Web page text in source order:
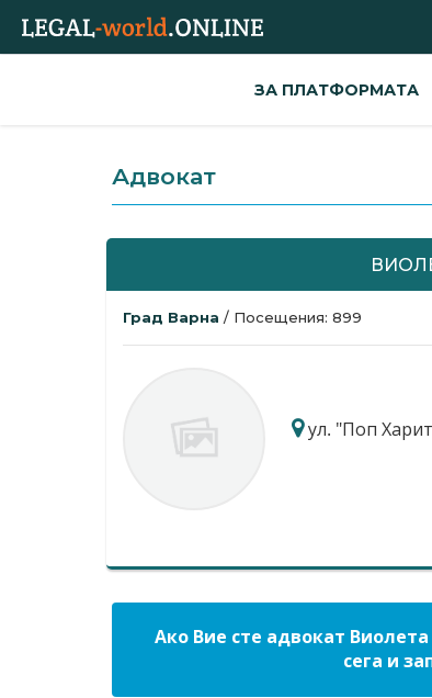
ЗА ПЛАТФОРМАТА
Адвокат
Град Варна / Посещения: 899
ул. "Поп
Ако Вие сте адвокат
сега и